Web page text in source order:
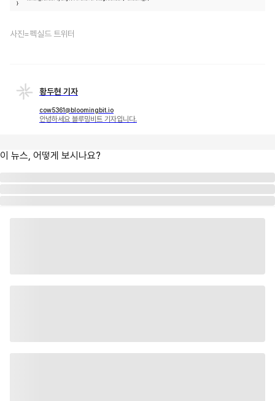
사진=펙실드 트위터
황두현 기자
cow5361@bloomingbit.io
안녕하세요 블루밍비트 기자입니다.
이 뉴스, 어떻게 보시나요?